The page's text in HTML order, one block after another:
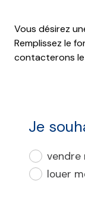
Vous désirez
Remplissez le
contacterons
Je
vendre
louer